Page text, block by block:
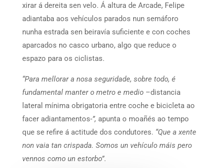
xirar á dereita sen velo. Á altura de Arcade, Felipe
adiantaba aos vehículos parados nun semáforo
nunha estrada sen beiravía suficiente e con coches
aparcados no casco urbano, algo que reduce o
espazo para os ciclistas.
“Para mellorar a nosa seguridade, sobre todo, é
fundamental manter o metro e medio –distancia
lateral mínima obrigatoria entre coche e bicicleta ao
facer adiantamentos-”, apunta o moañés ao tempo
que se refire á actitude dos condutores. “Que a xente
non vaia tan crispada. Somos un vehículo máis pero
vennos como un estorbo”.